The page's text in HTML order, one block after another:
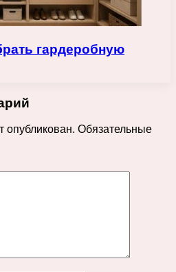
гардеробную
опубликован. Обязательные